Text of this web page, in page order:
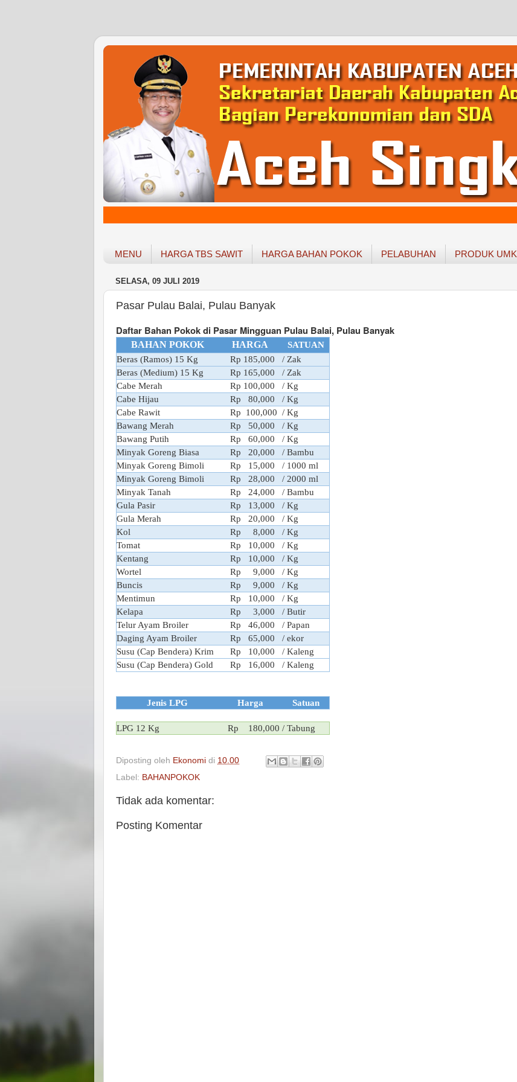
MENU HARGA TBS SAWIT HARGA BAHAN POKOK PELABUHAN PRODUK UMK
SELASA, 09 JULI 2019
Pasar Pulau Balai, Pulau Banyak
Daftar Bahan Pokok di Pasar Mingguan Pulau Balai, Pulau Banyak
BAHAN POKOK HARGA
SATUAN
Beras (Ramos) 15 Kg
Rp 185,000
/ Zak
Beras (Medium) 15 Kg
Rp 165,000
/ Zak
Cabe Merah
Rp 100,000
/ Kg
Cabe Hijau
Rp 80,000
/ Kg
Cabe Rawit
Rp 100,000 / Kg
Bawang Merah
Rp 50,000
/ Kg
Bawang Putih
Rp 60,000
/ Kg
Minyak Goreng Biasa
Rp 20,000
/ Bambu
Minyak Goreng Bimoli
Rp 15,000
/ 1000 ml
Minyak Goreng Bimoli
Rp 28,000
/ 2000 ml
Minyak Tanah
Rp 24,000
/ Bambu
Gula Pasir
Rp 13,000
/ Kg
Gula Merah
Rp 20,000
/ Kg
Kol
Rp 8,000
/ Kg
Tomat
Rp 10,000
/ Kg
Kentang
Rp 10,000
/ Kg
Wortel
Rp 9,000
/ Kg
Buncis
Rp 9,000
/ Kg
Mentimun
Rp 10,000
/ Kg
Kelapa
Rp 3,000
/ Butir
Telur Ayam Broiler
Rp 46,000
/ Papan
Daging Ayam Broiler
Rp 65,000
/ ekor
Susu (Cap Bendera) Krim
Rp 10,000
/ Kaleng
Susu (Cap Bendera) Gold
Rp 16,000 / Kaleng
Jenis LPG Harga Satuan
LPG 12 Kg Rp 180,000 / Tabung
Diposting oleh Ekonomi di 10.00
Label: BAHANPOKOK
Tidak ada komentar:
Posting Komentar